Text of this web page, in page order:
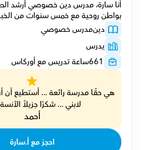
بواطن روحية مع خمس سنوات من
دينمدرس خصوصي
يدرس
661ساعة تدريس مع أوركاس
لابني ... شكرًا جزيلاً
أحمد
احجز مع أ.سارة